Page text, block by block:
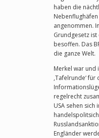
haben die
angenommen.
Grundgesetz
besoffen. Das
die ganze Welt.
Merkel war und
‚Tafelrunde‘
regelrecht
USA sehen
Engländer